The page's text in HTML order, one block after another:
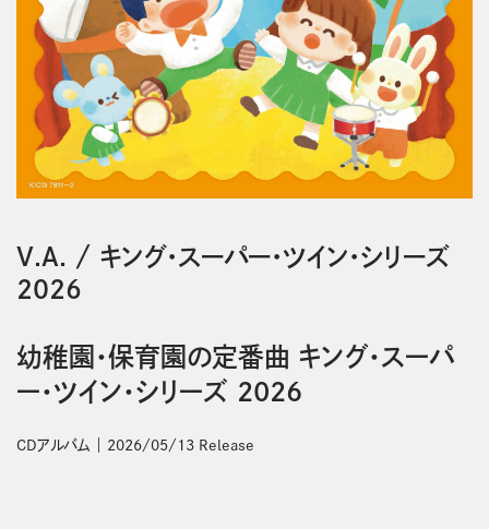
V.A. / キング・スーパー・ツイン・シリーズ
2026
幼稚園・保育園の定番曲 キング・スーパ
ー・ツイン・シリーズ 2026
CDアルバム 2026/05/13 Release